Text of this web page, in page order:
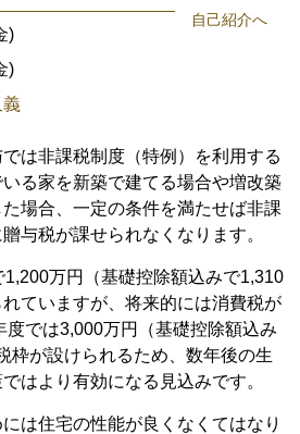
自己紹介へ
)
)
義
は非課税制度（特例）を利用する
る家を新築で建てる場合や増改築
場合、一定の条件を満たせば非課
与税が課せられなくなります。
万円（基礎控除額込みで1,310
ていますが、将来的には消費税が
度では3,000万円（基礎控除額込み
枠が設けられるため、数年後の生
はより有効になる見込みです。
は住宅の性能が良くなくてはなり